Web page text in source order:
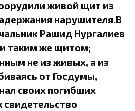
живой щит из
нарушителя.В
Рашид Нургалиев
таким же щитом;
не из живых, а из
от Госдумы,
своих погибших
свидетельство